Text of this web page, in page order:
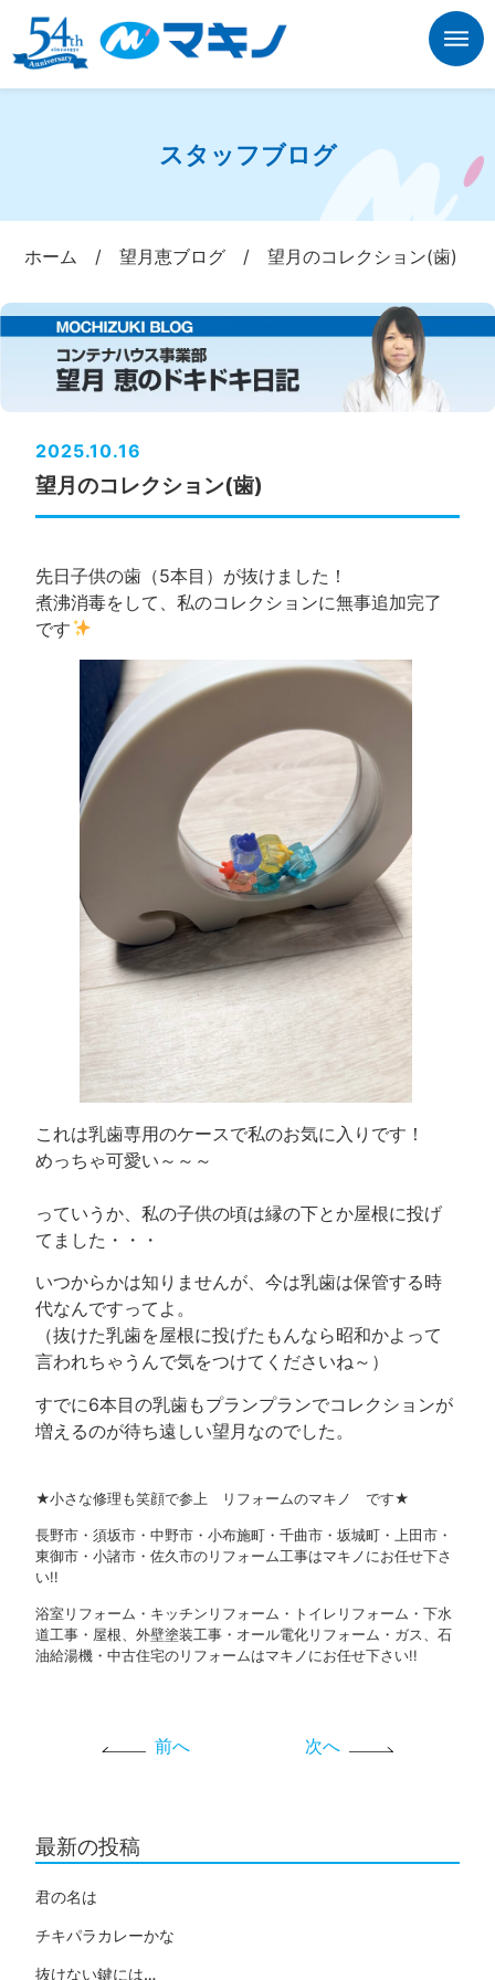
スタッフブログ
ホーム /望月恵ブログ /望月のコレクション(歯)
2025.10.16
望月のコレクション(歯)
先日子供の歯（5本目）が抜けました！
煮沸消毒をして、私のコレクションに無事追加完了
です
これは乳歯専用のケースで私のお気に入りです！
めっちゃ可愛い～～～
っていうか、私の子供の頃は縁の下とか屋根に投げ
てました・・・
いつからかは知りませんが、今は乳歯は保管する時
代なんですってよ。
（抜けた乳歯を屋根に投げたもんなら昭和かよって
言われちゃうんで気をつけてくださいね～）
すでに6本目の乳歯もプランプランでコレクションが
増えるのが待ち遠しい望月なのでした。
★小さな修理も笑顔で参上 リフォームのマキノ です★
長野市・須坂市・中野市・小布施町・千曲市・坂城町・上田市・
東御市・小諸市・佐久市のリフォーム工事はマキノにお任せ下さ
い!!
浴室リフォーム・キッチンリフォーム・トイレリフォーム・下水
道工事・屋根、外壁塗装工事・オール電化リフォーム・ガス、石
油給湯機・中古住宅のリフォームはマキノにお任せ下さい!!
前へ 次へ
最新の投稿
君の名は
チキパラカレーかな
抜けない鍵には…